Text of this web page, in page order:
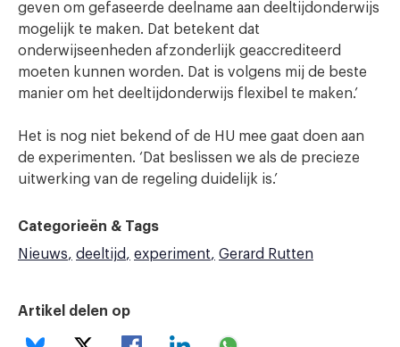
geven om gefaseerde deelname aan deeltijdonderwijs
mogelijk te maken. Dat betekent dat
onderwijseenheden afzonderlijk geaccrediteerd
moeten kunnen worden. Dat is volgens mij de beste
manier om het deeltijdonderwijs flexibel te maken.’
Het is nog niet bekend of de HU mee gaat doen aan
de experimenten. ‘Dat beslissen we als de precieze
uitwerking van de regeling duidelijk is.’
Categorieën & Tags
Nieuws
deeltijd experiment Gerard Rutten
Artikel delen op